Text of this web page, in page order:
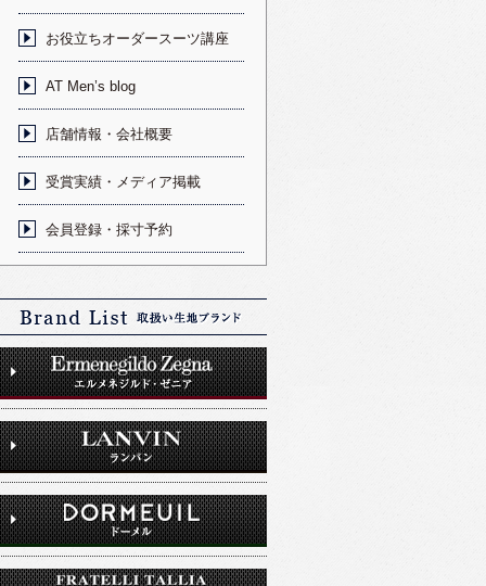
お役立ちオーダースーツ講座
AT Men’s blog
店舗情報・会社概要
受賞実績・メディア掲載
会員登録・採寸予約